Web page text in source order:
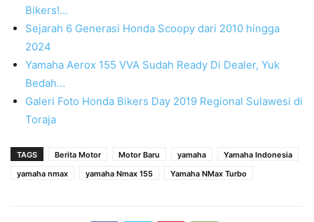
Bikers!…
Sejarah 6 Generasi Honda Scoopy dari 2010 hingga
2024
Yamaha Aerox 155 VVA Sudah Ready Di Dealer, Yuk
Bedah…
Galeri Foto Honda Bikers Day 2019 Regional Sulawesi di
Toraja
TAGS Berita Motor Motor Baru yamaha
Yamaha Indonesia
yamaha nmax
yamaha Nmax 155 Yamaha NMax Turbo